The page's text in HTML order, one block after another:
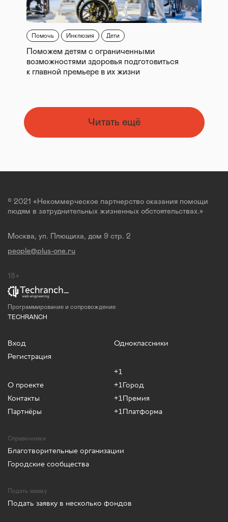
Помочь Инклюзия Дети
Поможем детям с ограниченными
возможностями здоровья подготовиться
к главной премьере в их жизни
Читать ещё
© 2021 «Некоммерческое партнерство оказания помощи
людям в затруднительных жизненных обстоятельствах.»
Москва, ул. Плющиха, дом 9 стр. 2
people@plus-one.ru
18+
Программирование и сопровождение
TECHRANCH
Вход
Регистрация
О проекте
Контакты
Партнёры
Одноклассники
+1
+1Город
+1Премия
+1Платформа
Справочники
Благотворительные организации
Городские сообщества
Подать заявку
Подать заявку в несколько фондов